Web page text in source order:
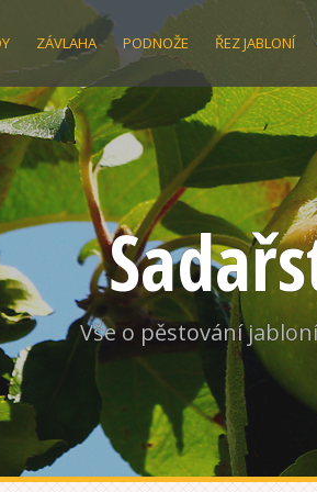
ZÁVLAHA PODNOŽE ŘEZ JABLONÍ
Vše o pěstování